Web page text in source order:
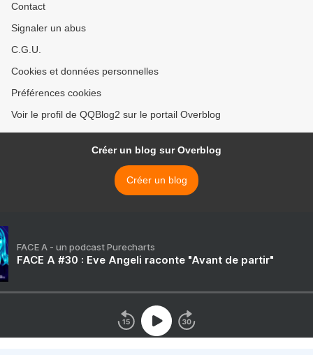
Contact
Signaler un abus
C.G.U.
Cookies et données personnelles
Préférences cookies
Voir le profil de QQBlog2 sur le portail Overblog
Créer un blog sur Overblog
Créer un blog
FACE A - un podcast Purecharts
FACE A #30 : Eve Angeli raconte "Avant de partir"